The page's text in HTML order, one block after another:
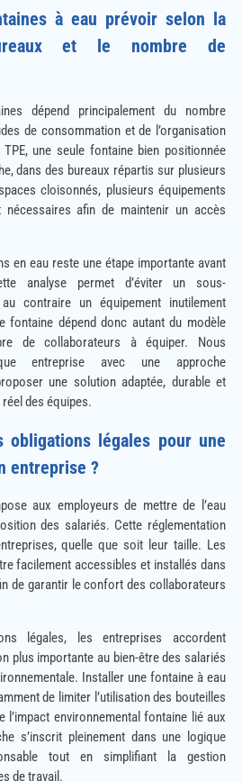
à eau prévoir selon la
et le nombre de
dépend principalement du nombre
de consommation et de l’organisation
une seule fontaine bien positionnée
dans des bureaux répartis sur plusieurs
cloisonnés, plusieurs équipements
nécessaires afin de maintenir un accès
en eau reste une étape importante avant
analyse permet d’éviter un sous-
contraire un équipement inutilement
fontaine dépend donc autant du modèle
de collaborateurs à équiper. Nous
entreprise avec une approche
une solution adaptée, durable et
des équipes.
obligations légales pour une
entreprise ?
aux employeurs de mettre de l’eau
des salariés. Cette réglementation
quelle que soit leur taille. Les
facilement accessibles et installés dans
de garantir le confort des collaborateurs
légales, les entreprises accordent
plus importante au bien-être des salariés
Installer une fontaine à eau
de limiter l’utilisation des bouteilles
l’impact environnemental fontaine lié aux
s’inscrit pleinement dans une logique
tout en simplifiant la gestion
de travail.